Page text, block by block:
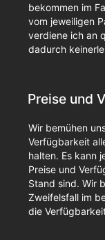
bekommen im
vom jeweiligen
verdiene ich an
dadurch
Preise und
Wir bemühen
Verfügbarkeit
halten. Es kann
Preise und
Stand sind. Wir
Zweifelsfall im
die